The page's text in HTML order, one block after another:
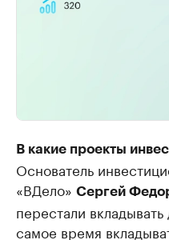
В какие проекты
Основатель
«ВДело» Сергей
перестали
самое время